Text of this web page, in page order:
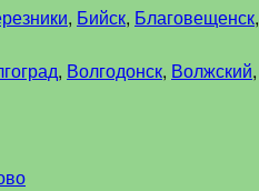
, Бийск, Благовещенск,
, Волгодонск, Волжский,